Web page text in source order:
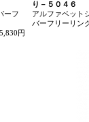
ーフ
円
り－５０４６
アルファベット
バーフリーリン